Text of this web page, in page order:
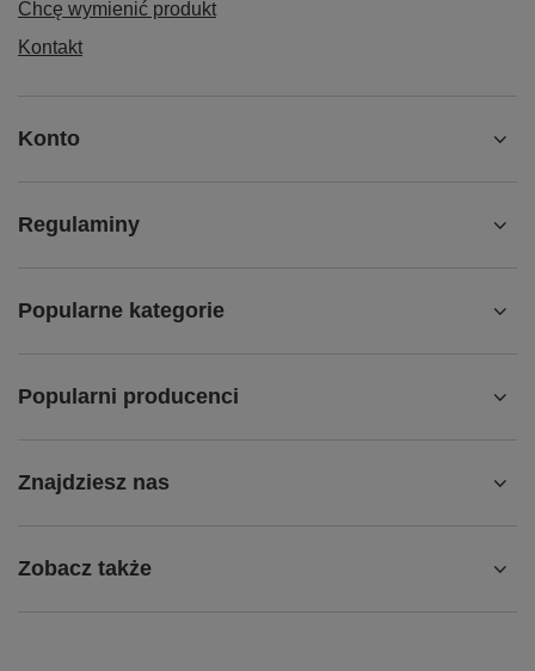
Chcę wymienić produkt
Kontakt
Konto
Regulaminy
Popularne kategorie
Popularni producenci
Znajdziesz nas
Zobacz także